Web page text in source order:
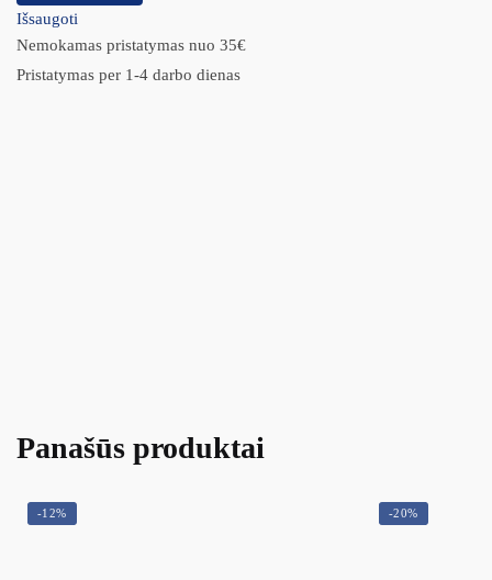
Išsaugoti
Nemokamas pristatymas nuo 35€
Pristatymas per 1-4 darbo dienas
Panašūs produktai
-12% -20%